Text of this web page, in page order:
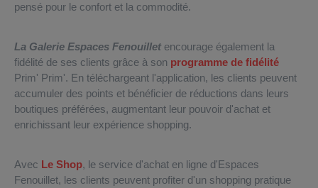
pensé pour le confort et la commodité.
La Galerie Espaces Fenouillet encourage également la
fidélité de ses clients grâce à son programme de fidélité
Prim' Prim'. En téléchargeant l'application, les clients peuvent
accumuler des points et bénéficier de réductions dans leurs
boutiques préférées, augmentant leur pouvoir d'achat et
enrichissant leur expérience shopping.
Avec Le Shop, le service d'achat en ligne d'Espaces
Fenouillet, les clients peuvent profiter d'un shopping pratique